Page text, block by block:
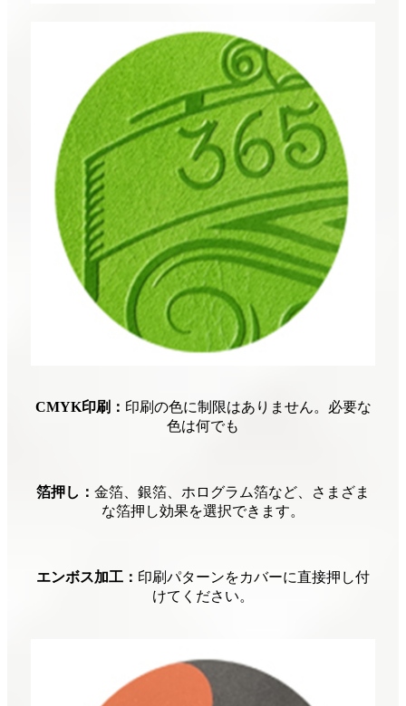
CMYK印刷： 印刷の色に制限はありません。必要な
色は何でも
箔押し： 金箔、銀箔、ホログラム箔など、さまざま
な箔押し効果を選択できます。
エンボス加工： 印刷パターンをカバーに直接押し付
けてください。